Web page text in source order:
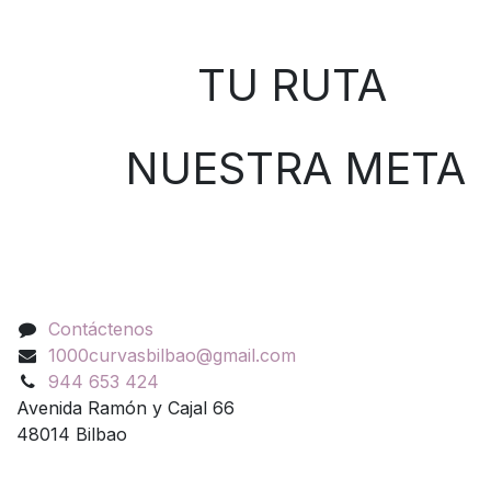
TU RUTA
NUESTRA META
Contáctenos
1000curvasbilbao@gmail.com
944 653 424
Avenida Ramón y Cajal 66
48014 Bilbao